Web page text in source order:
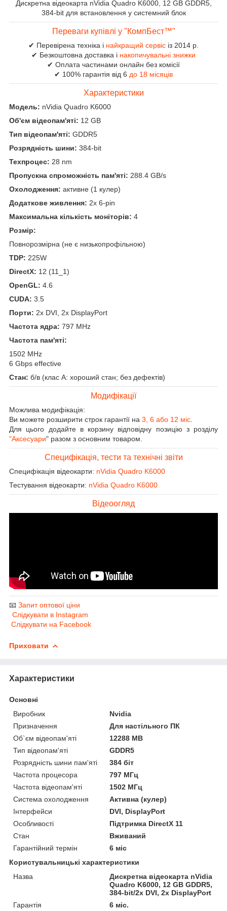
Дискретна відеокарта nVidia Quadro K6000, 12 GB GDDR5,
384-bit для встановлення у системний блок
Переваги купівлі у "КомпБест™"
✔ Перевірена техніка і найкращий сервіс із 2014 р.
✔ Безкоштовна доставка і накопичувальні знижки
✔ Оплата частинами онлайн без комісії
✔ 100% гарантія від 6 до 18 місяців
Характеристики
Модель: nVidia Quadro K6000
Об'єм відеопам'яті: 12 GB
Тип відеопам'яті: GDDR5
Розрядність шини: 384-bit
Техпроцес: 28 nm
Пропускна спроможність пам'яті: 288.4 GB/s
Охолодження: активне (1 кулер)
Додаткове живлення: 2x 6-pin
Максимальна кількість моніторів: 4
Розмір:
Повнорозмірна (не є низькопрофільною)
TDP: 225W
DirectX: 12 (11_1)
OpenGL: 4.6
CUDA: 3.5
Порти: 2x DVI, 2x DisplayPort
Частота ядра: 797 MHz
Частота пам'яті:
1502 MHz
6 Gbps effective
Стан: б/в (клас А: хороший стан; без дефектів)
Модифікації
Можлива модифікація:
Ви можете розширити строк гарантії на 3, 6 або 12 міс
Для цього додайте в корзину відповідну позицію з розділу
"Аксесуари" разом з основним товаром.
Специфікація, тести та технічні звіти
Специфікація відеокарти: nVidia Quadro K6000
Тестування відеокарти: nVidia Quadro K6000
Відеоогляд
📧 Запит оптової ціни
Слідкувати в Instagram
Слідкувати на Facebook
Приховати
Характеристики
Основні
Виробник
Nvidia
Призначення
Для настільного ПК
Об`єм відеопам'яті
12288 MB
Тип відеопам'яті
GDDR5
Розрядність шини пам'яті
384 біт
Частота процесора
797 МГц
Частота відеопам'яті
1502 МГц
Система охолодження
Активна (кулер)
Інтерфейси
DVI, DisplayPort
Особливості
Підтримка DirectX 11
Стан
Вживаний
Гарантійний термін
6 міс
Користувальницькі характеристики
Назва
Дискретна відеокарта nVidia
Quadro K6000, 12 GB GDDR5,
384-bit/2x DVI, 2x DisplayPort
Гарантія
6 міс.